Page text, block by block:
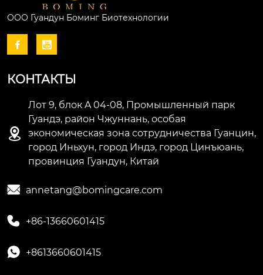
ООО Гуандун Боминг Биотехнологии
 
КОНТАКТЫ

Лот 9, блок A 04-08, Промышленный парк
Гуандэ, район Чжуннань, особая
экономическая зона сотрудничества Гуанцин,
город Иньхун, город Индэ, город Цинъюань,
провинция Гуандун, Китай
 annetang@bomingcare.com
 +86-13660601415
 +8613660601415